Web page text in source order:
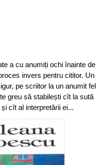
a cu anumiți ochi înainte de
invers pentru cititor. Un
pe scriitor la un anumit fel
greu să stabilești cît la sută
cît al interpretării ei...